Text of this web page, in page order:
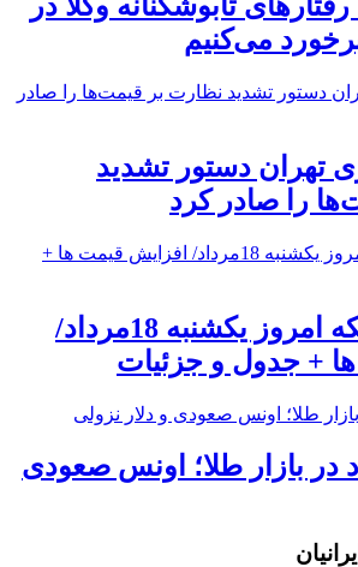
تابوشکنانه وکلا در
می‌کنیم
تهران دستور تشدید
را صادر کرد
قیمت طلا و سکه امروز یکشنبه 18مرداد/
+ جدول و جزئیات
در بازار طلا؛ اونس صعودی